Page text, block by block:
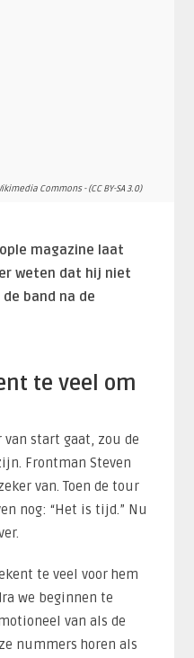
Commons - (CC BY-SA 3.0)
magazine laat
weten dat hij niet
band na de
te veel om
start gaat, zou de
Frontman Steven
van. Toen de tour
nog: “Het is tijd.” Nu
te veel voor hem
we beginnen te
van als de
nummers horen als